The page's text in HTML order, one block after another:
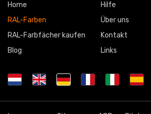
Home
RAL-Farben
RAL-Farbfächer kaufen
Blog
Hilfe
Über uns
Kontakt
Links